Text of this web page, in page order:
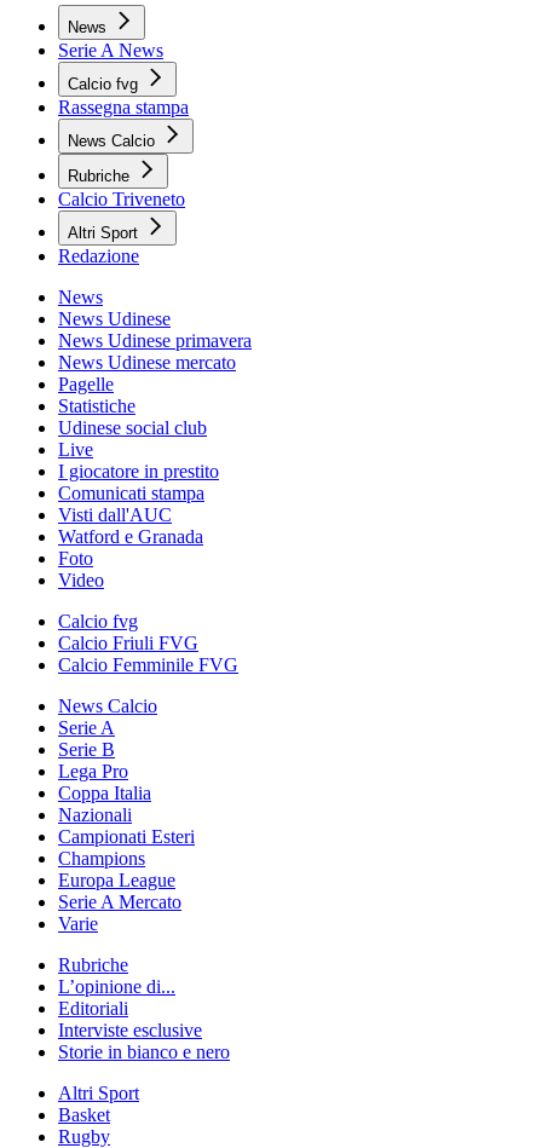
News
Serie A News
Calcio fvg
Rassegna stampa
News Calcio
Rubriche
Calcio Triveneto
Altri Sport
Redazione
News
News Udinese
News Udinese primavera
News Udinese mercato
Pagelle
Statistiche
Udinese social club
Live
I giocatore in prestito
Comunicati stampa
Visti dall'AUC
Watford e Granada
Foto
Video
Calcio fvg
Calcio Friuli FVG
Calcio Femminile FVG
News Calcio
Serie A
Serie B
Lega Pro
Coppa Italia
Nazionali
Campionati Esteri
Champions
Europa League
Serie A Mercato
Varie
Rubriche
L’opinione di...
Editoriali
Interviste esclusive
Storie in bianco e nero
Altri Sport
Basket
Rugby